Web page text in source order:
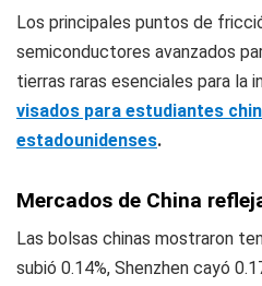
Los principales puntos de
semiconductores avanzados
tierras raras esenciales para la
visados para estudiantes
estadounidenses.
Mercados de China
Las bolsas chinas mostraron
subió 0.14%, Shenzhen cayó